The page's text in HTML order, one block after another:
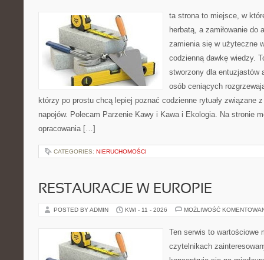
ta strona to miejsce, w
herbatą, a zamiłowanie do
zamienia się w użyteczne
codzienną dawkę wiedzy.
stworzony dla entuzjastów
osób ceniących
którzy po prostu chcą lepiej poznać codzienne rytuały związane
napojów. Polecam Parzenie Kawy i Kawa i Ekologia. Na stronie
opracowania […]
CATEGORIES: NIERUCHOMOŚCI
RESTAURACJE W EUROPIE
POSTED BY ADMIN KWI - 11 - 2026 MOŻLIWOŚĆ
Ten serwis to wartościowe
czytelnikach